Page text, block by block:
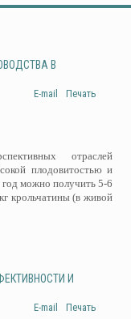
В
Печать
E-mail
отраслей
плодовитостью и
год можно получить 5-6
крольчатины (в живой
И
Печать
E-mail